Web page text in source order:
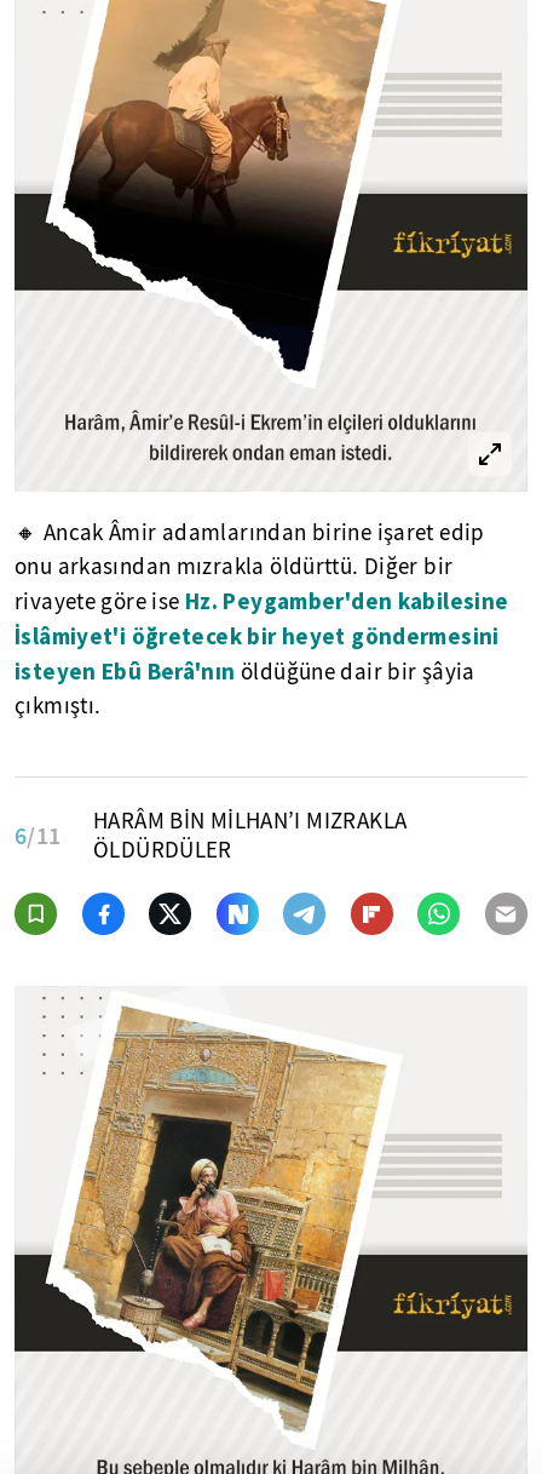
🔸 Ancak Âmir adamlarından birine işaret edip
onu arkasından mızrakla öldürttü. Diğer bir
rivayete göre ise Hz. Peygamber'den kabilesine
İslâmiyet'i öğretecek bir heyet göndermesini
isteyen Ebû Berâ'nın öldüğüne dair bir şâyia
çıkmıştı.
6/11
HARÂM BİN MİLHAN’I MIZRAKLA
ÖLDÜRDÜLER